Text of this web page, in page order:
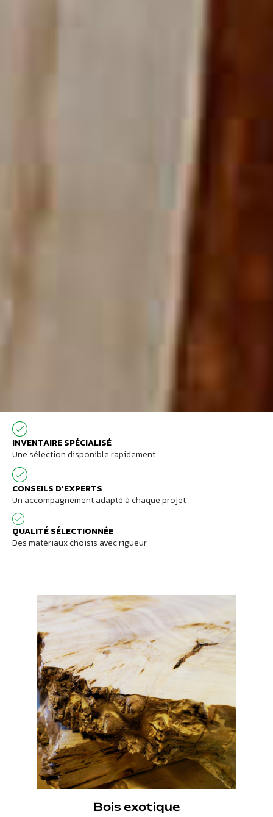
INVENTAIRE SPÉCIALISÉ
Une sélection disponible rapidement
CONSEILS D’EXPERTS
Un accompagnement adapté à chaque projet
QUALITÉ SÉLECTIONNÉE
Des matériaux choisis avec rigueur
Bois exotique